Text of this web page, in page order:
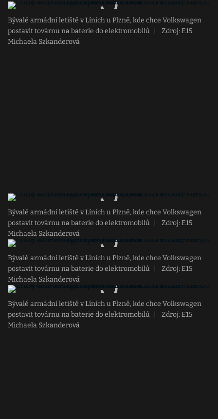
Bývalé armádní letiště v Líních u Plzně, kde chce Volkswagen
postavit továrnu na baterie do elektromobilů
Zdroj: E15
Michaela Szkanderová
Bývalé armádní letiště v Líních u Plzně, kde chce Volkswagen
postavit továrnu na baterie do elektromobilů
Zdroj: E15
Michaela Szkanderová
Bývalé armádní letiště v Líních u Plzně, kde chce Volkswagen
postavit továrnu na baterie do elektromobilů
Zdroj: E15
Michaela Szkanderová
Bývalé armádní letiště v Líních u Plzně, kde chce Volkswagen
postavit továrnu na baterie do elektromobilů
Zdroj: E15
Michaela Szkanderová